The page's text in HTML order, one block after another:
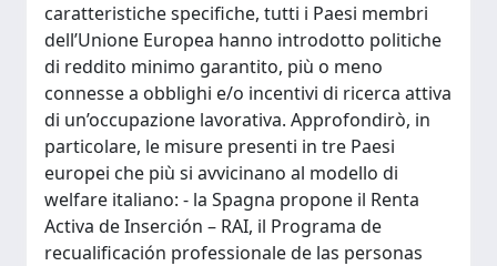
caratteristiche specifiche, tutti i Paesi membri
dell’Unione Europea hanno introdotto politiche
di reddito minimo garantito, più o meno
connesse a obblighi e/o incentivi di ricerca attiva
di un’occupazione lavorativa. Approfondirò, in
particolare, le misure presenti in tre Paesi
europei che più si avvicinano al modello di
welfare italiano: - la Spagna propone il Renta
Activa de Inserción – RAI, il Programa de
recualificación professionale de las personas